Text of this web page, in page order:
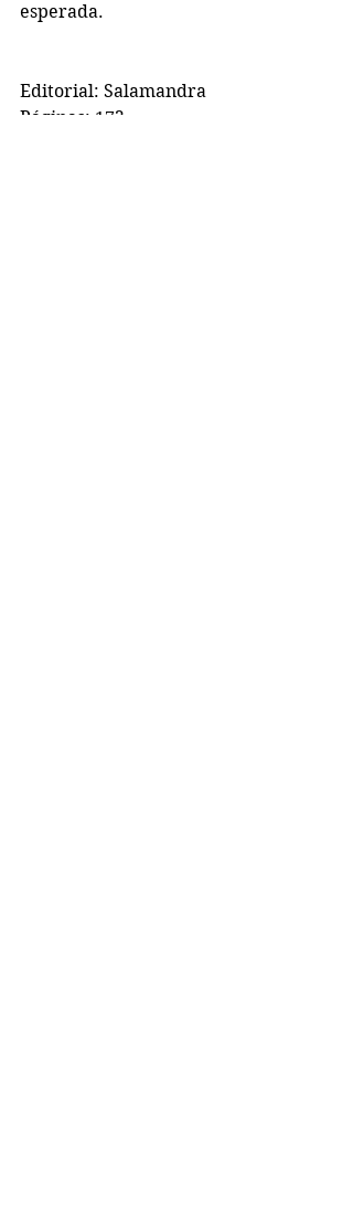
esperada.
Editorial: Salamandra
Páginas: 172